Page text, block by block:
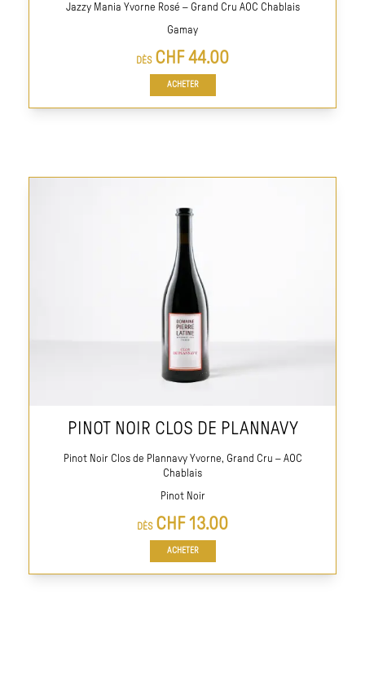
Jazzy Mania Yvorne Rosé – Grand Cru AOC Chablais
Gamay
DÈS CHF44.00
ACHETER
PINOT NOIR CLOS DE PLANNAVY
Pinot Noir Clos de Plannavy Yvorne, Grand Cru – AOC
Chablais
Pinot Noir
DÈS CHF13.00
ACHETER